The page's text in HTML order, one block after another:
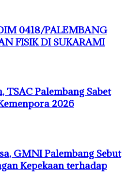
0418/PALEMBANG
FISIK DI SUKARAMI
TSAC Palembang Sabet
2026
GMNI Palembang Sebut
Kepekaan terhadap